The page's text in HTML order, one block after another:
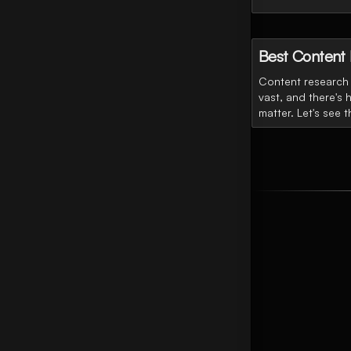
Best Content
Content
vast, and there's
matter. Let's see